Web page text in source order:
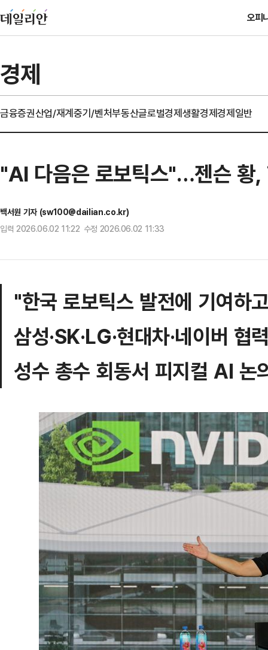
오피
경제
금융증권산업/재계중기/벤처부동산글로벌경제생활경제경제일반
"AI 다음은 로보틱스"…젠슨 황,
백서원 기자 (sw100@dailian.co.kr)
입력 2026.06.02 11:22 수정 2026.06.02 11:33
"한국 로보틱스 발전에 기여하
삼성·SK·LG·현대차·네이버 협
성수 총수 회동서 피지컬 AI 논